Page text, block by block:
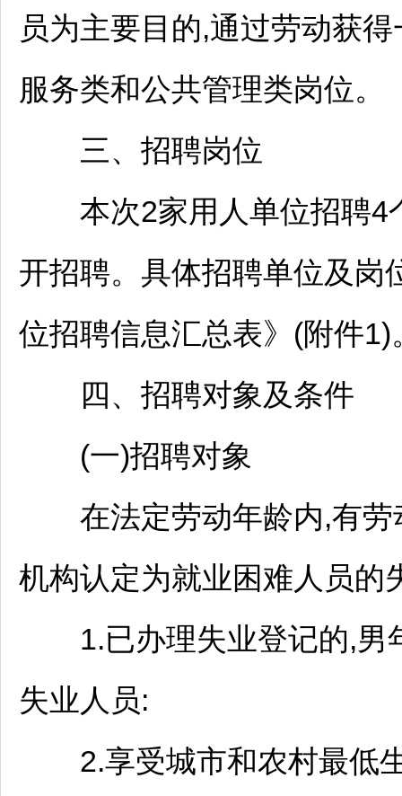
员为主要目的,通过劳动获
服务类和公共管理类岗位。
三、 招聘岗位
本次2家用人单位招聘4
开招聘。具体招聘单位及岗
位招聘信息汇总表》(附件1)
四、 招聘对象及条件
(一)招聘对象
在法定劳动年龄内,有劳
机构认定为就业困难人员的
1.已办理失业登记的,男
失业人员:
2.享受城市和农村最低